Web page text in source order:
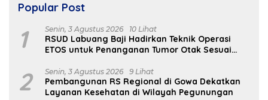
Popular Post
1 Senin, 3 Agustus 2026 10 Lihat
RSUD Labuang Baji Hadirkan Teknik Operasi
ETOS untuk Penanganan Tumor Otak Sesuai
2 Senin, 3 Agustus 2026 9 Lihat
Pembangunan RS Regional di Gowa Dekatkan
Layanan Kesehatan di Wilayah Pegunungan